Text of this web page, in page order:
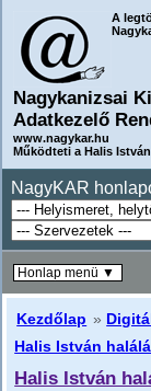
A
Nagykanizsai
Adatkezelő
www.nagykar.hu
Működteti a Halis
NagyKAR
Kezdőlap »
Halis István
Halis István
Honlap menü ▼